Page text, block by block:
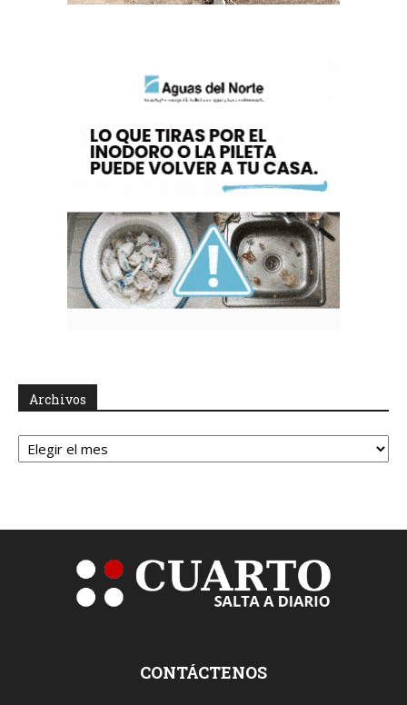
Archivos
Archivos
CONTÁCTENOS